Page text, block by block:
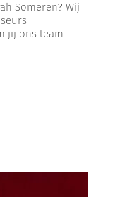
Someren? Wij
jij ons team